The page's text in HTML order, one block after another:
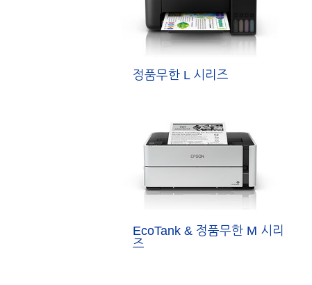
정품무한 L 시리즈
EcoTank & 정품무한 M 시리
즈